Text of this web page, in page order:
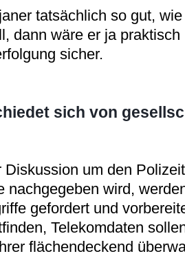
tatsächlich so gut,
dann wäre er ja
sicher.
sich von
Diskussion um den
nachgegeben wird,
gefordert und
Telekomdaten
flächendeckend